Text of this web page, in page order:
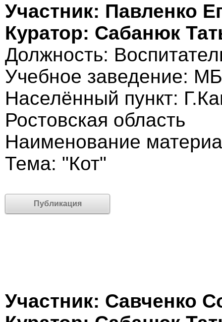
Участник: Павленко
Куратор: Сабанюк
Должность:
Учебное заведение:
Населённый пункт:
Ростовская область
Наименование
Тема: "Кот"
Публикация
Участник: Савченко